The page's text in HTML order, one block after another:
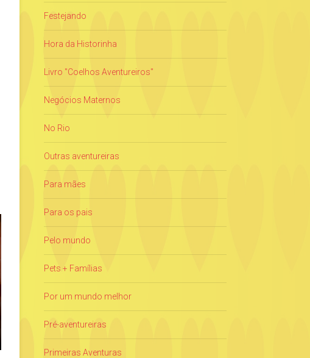
Festejando
Hora da Historinha
Livro "Coelhos Aventureiros"
Negócios Maternos
No Rio
Outras aventureiras
Para mães
Para os pais
Pelo mundo
Pets + Famílias
Por um mundo melhor
Pré-aventureiras
Primeiras Aventuras